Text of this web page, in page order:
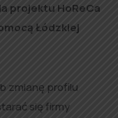
projektu HoReCa
Łódzkiej
zmianę profilu
się firmy